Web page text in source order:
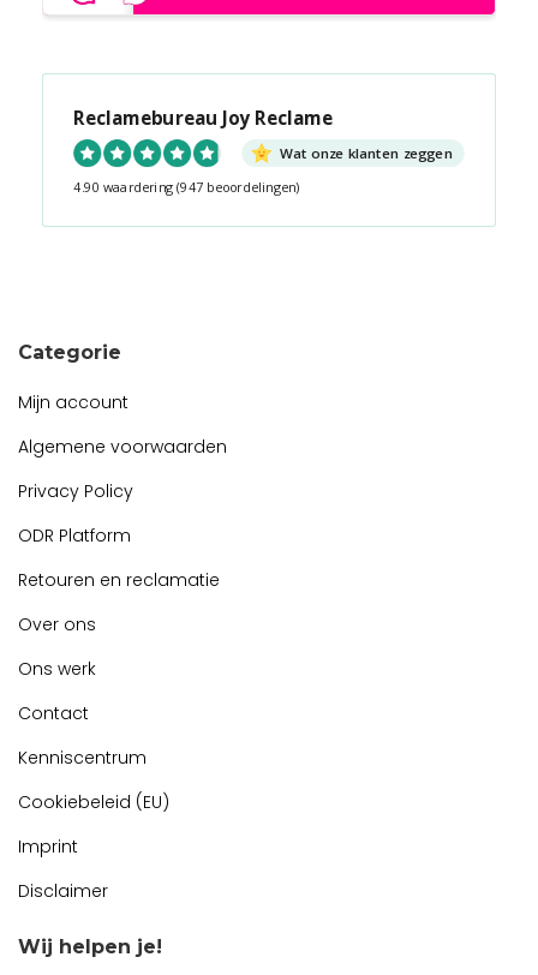
Reclamebureau Joy Reclame
Wat onze klanten zeggen
4.90 waardering (947 beoordelingen)
Categorie
Mijn account
Algemene voorwaarden
Privacy Policy
ODR Platform
Retouren en reclamatie
Over ons
Ons werk
Contact
Kenniscentrum
Cookiebeleid (EU)
Imprint
Disclaimer
Wij helpen je!